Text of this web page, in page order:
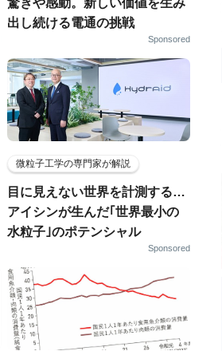
驚きや感動。新しい価値を生み
出し続ける電通の挑戦
Sponsored
微粒子工学の専門家が解説
目に見えない世界を計測する…
アイシンが生んだ｢世界最小の
水粒子｣のポテンシャル
Sponsored